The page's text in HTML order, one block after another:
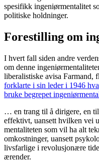
spesifikk ingeniørmentalitet
politiske holdninger.
Forestilling om
I hvert fall siden andre
om denne
liberalistiske avisa Farmand,
forklarte i sin leder i 1946
bruke begrepet
… en trang til å dirigere, en
effektivt, uansett hvilken vei
mentaliteten som vil ha alt
omkostninger, uansett
livsfarlige i revolusjonære
ærender.